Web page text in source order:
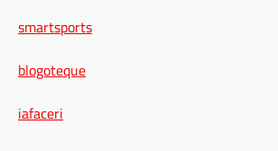
smartsports
blogoteque
iafaceri